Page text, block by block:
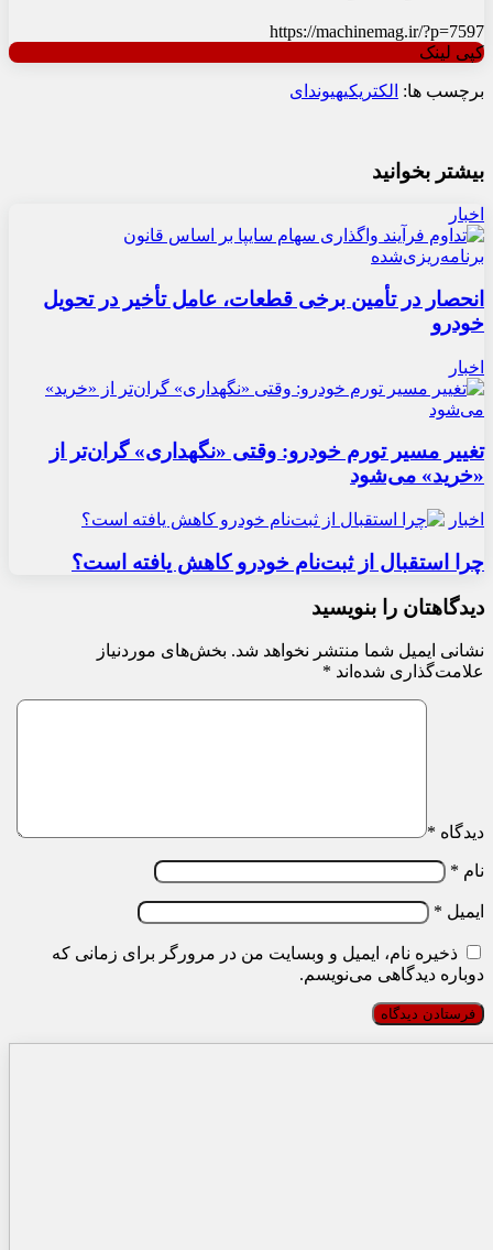
https://machinemag.ir/?p=7597
کپی لینک
برچسب ها: الکتریکیهیوندای
بیشتر بخوانید
اخبار
انحصار در تأمین برخی قطعات، عامل تأخیر در تحویل
خودرو
اخبار
تغییر مسیر تورم خودرو: وقتی «نگهداری» گران‌تر از
«خرید» می‌شود
اخبار
چرا استقبال از ثبت‌نام خودرو کاهش یافته است؟
دیدگاهتان را بنویسید
نشانی ایمیل شما منتشر نخواهد شد. بخش‌های موردنیاز
علامت‌گذاری شده‌اند *
دیدگاه *
نام *
ایمیل *
ذخیره نام، ایمیل و وبسایت من در مرورگر برای زمانی که
دوباره دیدگاهی می‌نویسم.